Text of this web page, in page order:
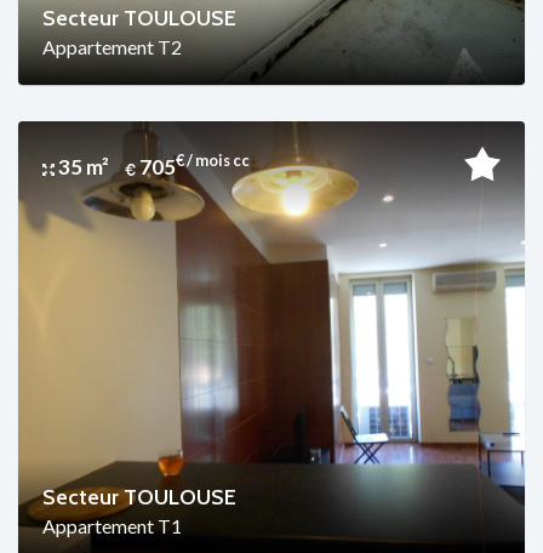
Secteur TOULOUSE
Appartement T2
35 m² 705€ / mois cc
Secteur TOULOUSE
Appartement T1